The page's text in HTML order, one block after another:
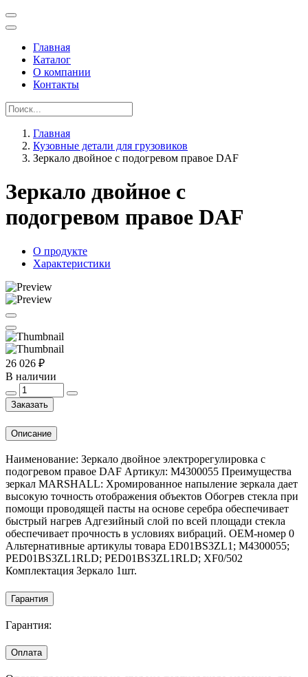
Главная
Каталог
О компании
Контакты
Главная
Кузовные детали для грузовиков
Зеркало двойное с подогревом правое DAF
Зеркало двойное с
подогревом правое DAF
О продукте
Характеристики
26 026 ₽
В наличии
Заказать
Описание
Наименование: Зеркало двойное электрорегулировка с
подогревом правое DAF Артикул: M4300055 Преимущества
зеркал MARSHALL: Хромированное напыление зеркала дает
высокую точность отображения объектов Обогрев стекла при
помощи проводящей пасты на основе серебра обеспечивает
быстрый нагрев Адгезийный слой по всей площади стекла
обеспечивает прочность в условиях вибраций. OEM-номер 0
Альтернативные артикулы товара ED01BS3ZL1; M4300055;
PED01BS3ZL1RLD; PED01BS3ZL1RLD; XF0/502
Комплектация Зеркало 1шт.
Гарантия
Гарантия:
Оплата